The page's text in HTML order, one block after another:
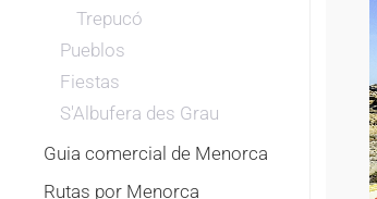
Trepucó
Pueblos
Fiestas
S'Albufera des Grau
Guia comercial de Menorca
Rutas por Menorca